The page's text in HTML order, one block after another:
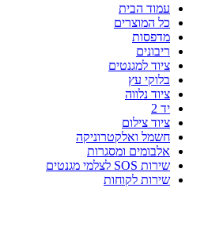
עמוד הבית
כל המוצרים
מדפסות
ריבונים
ציוד למגנטים
בלוקי עץ
ציוד נלווה
יד 2
ציוד צילום
חשמל ואלקטרוניקה
אלבומים ומסגרות
שירות SOS לצלמי מגנטים
שירות לקוחות